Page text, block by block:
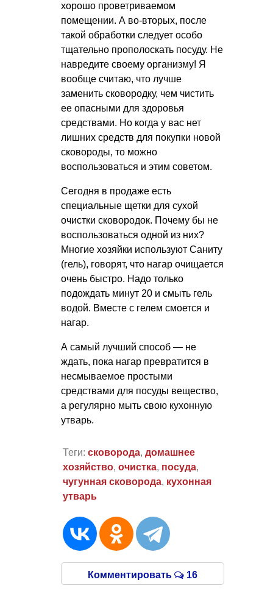
хорошо проветриваемом
помещении. А во-вторых, после
такой обработки следует особо
тщательно прополоскать посуду. Не
навредите своему организму! Я
вообще считаю, что лучше
заменить сковородку, чем чистить
ее опасными для здоровья
средствами. Но когда у вас нет
лишних средств для покупки новой
сковороды, то можно
воспользоваться и этим советом.
Сегодня в продаже есть
специальные щетки для сухой
очистки сковородок. Почему бы не
воспользоваться одной из них?
Многие хозяйки используют Саниту
(гель), говорят, что нагар очищается
очень быстро. Надо только
подождать минут 20 и смыть гель
водой. Вместе с гелем смоется и
нагар.
А самый лучший способ — не
ждать, пока нагар превратится в
несмываемое простыми
средствами для посуды вещество,
а регулярно мыть свою кухонную
утварь.
Теги: сковорода, домашнее
хозяйство, очистка, посуда,
чугунная сковорода, кухонная
утварь
Комментировать 16